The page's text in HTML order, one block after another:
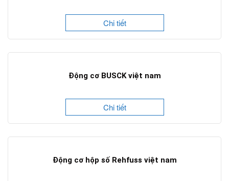
Chi tiết
Động cơ BUSCK việt nam
Chi tiết
Động cơ hộp số Rehfuss việt nam